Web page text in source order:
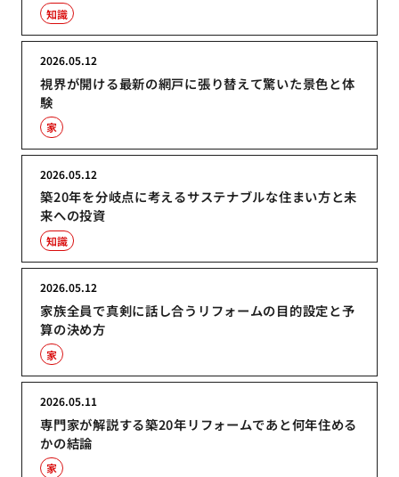
知識
視界が開ける最新の網戸に張り替えて驚いた景色と体
験
2026.05.12
家
築20年を分岐点に考えるサステナブルな住まい方と未
来への投資
2026.05.12
知識
家族全員で真剣に話し合うリフォームの目的設定と予
算の決め方
2026.05.12
家
専門家が解説する築20年リフォームであと何年住める
かの結論
2026.05.11
家